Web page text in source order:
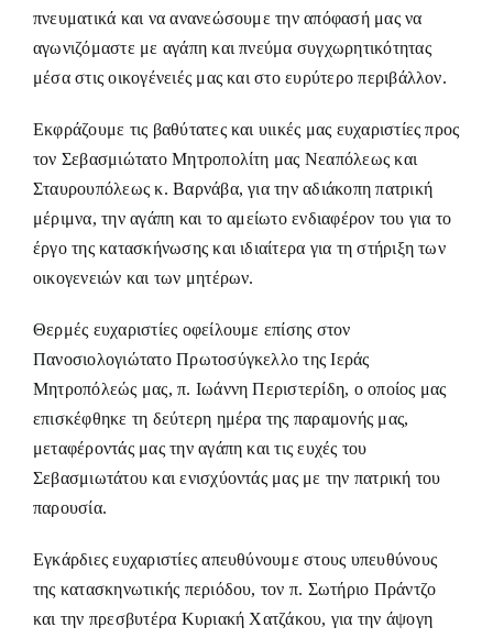
πνευματικά και να ανανεώσουμε την απόφασή μας να
αγωνιζόμαστε με αγάπη και πνεύμα συγχωρητικότητας
μέσα στις οικογένειές μας και στο ευρύτερο περιβάλλον.
Εκφράζουμε τις βαθύτατες και υιικές μας ευχαριστίες προς
τον Σεβασμιώτατο Μητροπολίτη μας Νεαπόλεως και
Σταυρουπόλεως κ. Βαρνάβα, για την αδιάκοπη πατρική
μέριμνα, την αγάπη και το αμείωτο ενδιαφέρον του για το
έργο της κατασκήνωσης και ιδιαίτερα για τη στήριξη των
οικογενειών και των μητέρων.
Θερμές ευχαριστίες οφείλουμε επίσης στον
Πανοσιολογιώτατο Πρωτοσύγκελλο της Ιεράς
Μητροπόλεώς μας, π. Ιωάννη Περιστερίδη, ο οποίος μας
επισκέφθηκε τη δεύτερη ημέρα της παραμονής μας,
μεταφέροντάς μας την αγάπη και τις ευχές του
Σεβασμιωτάτου και ενισχύοντάς μας με την πατρική του
παρουσία.
Εγκάρδιες ευχαριστίες απευθύνουμε στους υπευθύνους
της κατασκηνωτικής περιόδου, τον π. Σωτήριο Πράντζο
και την πρεσβυτέρα Κυριακή Χατζάκου, για την άψογη